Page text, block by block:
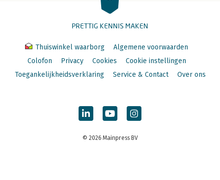
PRETTIG KENNIS MAKEN
Thuiswinkel waarborg
Algemene voorwaarden
Colofon
Privacy Cookies
Cookie instellingen
Toegankelijkheidsverklaring
Service & Contact Over ons
© 2026 Mainpress BV